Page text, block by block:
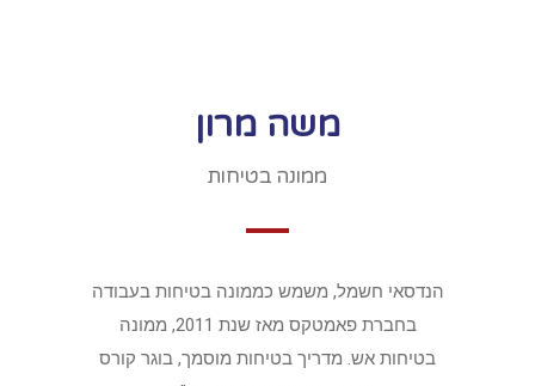
משה מרון
ממונה בטיחות
הנדסאי חשמל, משמש כממונה בטיחות בעבודה
בחברת פאמטקס מאז שנת 2011, ממונה
בטיחות אש. מדריך בטיחות מוסמך, בוגר קורס